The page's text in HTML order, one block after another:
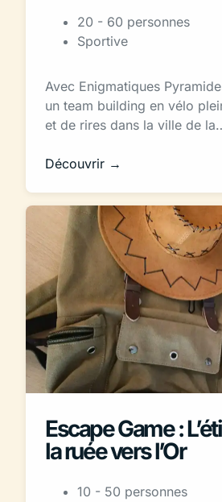
20 - 60 personnes
Sportive
Avec Enigmatiques
un team building en vélo
et de rires dans la ville de
Découvrir →
Escape Game :
la ruée vers l’Or
10 - 50 personnes